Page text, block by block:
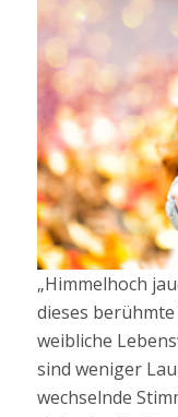
„Himmelhoch
dieses
weibliche
sind weniger
wechselnde